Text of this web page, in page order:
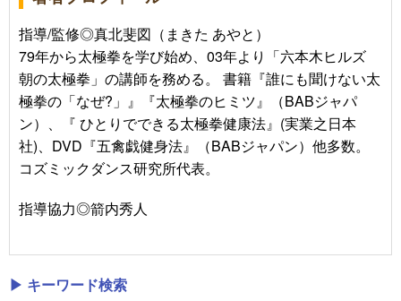
指導/監修◎真北斐図（まきた あやと）
79年から太極拳を学び始め、03年より「六本木ヒルズ
朝の太極拳」の講師を務める。 書籍『誰にも聞けない太
極拳の「なぜ?」』『太極拳のヒミツ』（BABジャパ
ン）、『 ひとりでできる太極拳健康法』(実業之日本
社)、DVD『五禽戯健身法』（BABジャパン）他多数。
コズミックダンス研究所代表。
指導協力◎箭内秀人
▶ キーワード検索